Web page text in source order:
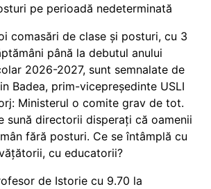
pe perioadă nedeterminată
comasări de clase și posturi, cu 3
până la debutul anului
2026-2027, sunt semnalate de
Badea, prim-vicepreședinte USLI
Ministerul o comite grav de tot.
sună directorii disperați că oamenii
fără posturi. Ce se întâmplă cu
cu educatorii?
de Istorie cu 9.70 la